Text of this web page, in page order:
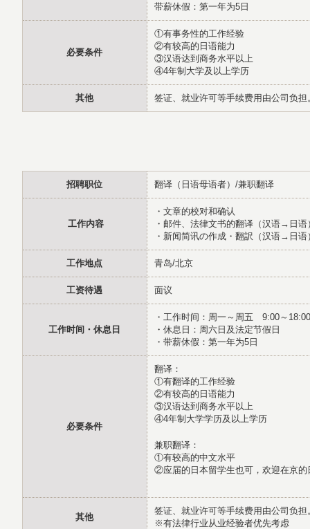
带薪休假：第一年为5日
必要条件
①有事务性的工作经验
②有较高的日语能力
③汉语达到商务水平以上
④4年制大学及以上学历
其他 签证、就业许可等手续费用由公司负担
招聘职位 翻译（日语母语者）/兼职翻译
工作内容
・文章的校对和确认
・邮件、法律文书的翻译（汉语→日语
・新闻简讯の作成・翻訳（汉语→日语
工作地点 青岛/北京
工资待遇 面议
工作时间・休息日
・工作时间：周一～周五 9:00～18:00
・休息日：周六日及法定节假日
・带薪休假：第一年为5日
必要条件
翻译：
①有翻译的工作经验
②有较高的日语能力
③汉语达到商务水平以上
④4年制大学学历及以上学历
兼职翻译：
①有较高的中文水平
②应届的日本留学生也可，欢迎在京的
其他
签证、就业许可等手续费用由公司负担
※有法律行业从业经验者优先考虑